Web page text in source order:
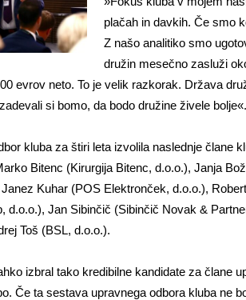
plačah in davkih. Če smo
Z našo analitiko smo
družin mesečno zasluži
evrov neto. To je velik razkorak. Država
si bomo, da bodo družine živele bolje«.
kluba za štiri leta izvolila naslednje člane
Bitenc (Kirurgija Bitenc, d.o.o.), Janja
Kuhar (POS Elektronček, d.o.o.),
d.o.o.), Jan Sibinčič (Sibinčič Novak &
Toš (BSL, d.o.o.).
izbral tako kredibilne kandidate za člane
Če ta sestava upravnega odbora kluba ne